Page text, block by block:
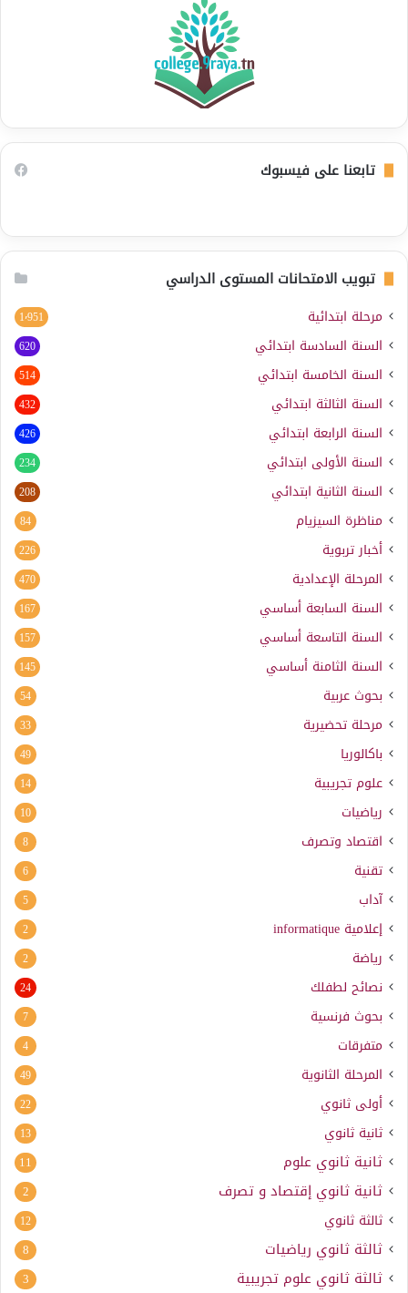
تابعنا على فيسبوك
تبويب الامتحانات المستوى الدراسي
مرحلة ابتدائية 1٬951
السنة السادسة ابتدائي 620
السنة الخامسة ابتدائي 514
السنة الثالثة ابتدائي 432
السنة الرابعة ابتدائي 426
السنة الأولى ابتدائي 234
السنة الثانية ابتدائي 208
مناظرة السيزيام 84
أخبار تربوية 226
المرحلة الإعدادية 470
السنة السابعة أساسي 167
السنة التاسعة أساسي 157
السنة الثامنة أساسي 145
بحوث عربية 54
مرحلة تحضيرية 33
باكالوريا 49
علوم تجريبية 14
رياضيات 10
اقتصاد وتصرف 8
تقنية 6
آداب 5
إعلامية informatique
2
رياضة 2
نصائح لطفلك 24
بحوث فرنسية 7
متفرقات 4
المرحلة الثانوية 49
أولى ثانوي 22
ثانية ثانوي 13
ثانية ثانوي علوم 11
ثانية ثانوي إقتصاد و تصرف 2
ثالثة ثانوي 12
ثالثة ثانوي رياضيات 8
ثالثة ثانوي علوم تجريبية 3